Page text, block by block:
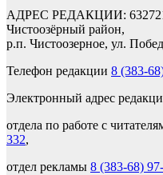
АДРЕС РЕДАКЦИИ: 632721,
Чистоозёрный район,
р.п. Чистоозерное, ул.
Телефон редакции 8 (383-
Электронный адрес
отдела по работе с
332,
отдел рекламы 8 (383-68)